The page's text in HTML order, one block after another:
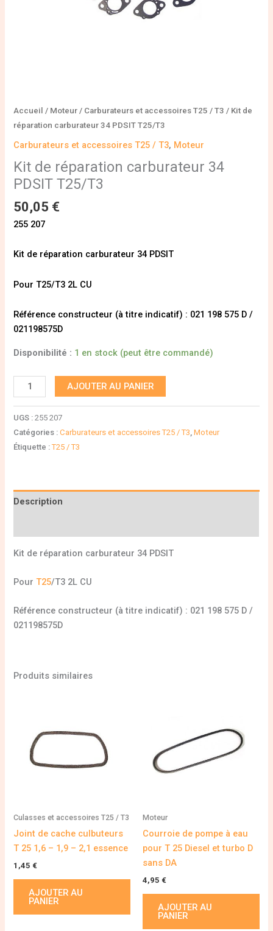
Accueil / Moteur / Carburateurs et accessoires T25 / T3 / Kit de
réparation carburateur 34 PDSIT T25/T3
Carburateurs et accessoires T25 / T3, Moteur
Kit de réparation carburateur 34
PDSIT T25/T3
50,05 €
255 207
Kit de réparation carburateur 34 PDSIT
Pour T25/T3 2L CU
Référence constructeur (à titre indicatif) : 021 198 575 D /
021198575D
Disponibilité : 1 en stock (peut être commandé)
AJOUTER AU PANIER
UGS :255 207
Catégories :Carburateurs et accessoires T25 / T3 ,Moteur
Étiquette :T25 / T3
Description
Kit de réparation carburateur 34 PDSIT
PourT25/T3 2L CU
Référence constructeur (à titre indicatif) : 021 198 575 D /
021198575D
Produits similaires
Culasses et accessoires T25 / T3
Joint de cache culbuteurs
T 25 1,6 – 1,9 – 2,1 essence
1,45 €
AJOUTER AU
PANIER
Moteur
Courroie de pompe à eau
pour T 25 Diesel et turbo D
sans DA
4,95 €
AJOUTER AU
PANIER